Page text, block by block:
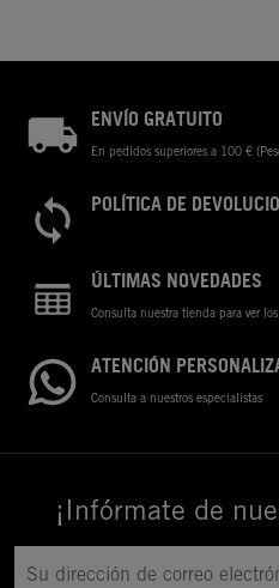
ENVÍO GRATUITO
En pedidos superiores a 100 €
POLÍTICA DE
ÚLTIMAS NOVEDADES
Consulta nuestra tienda para ver
ATENCIÓN
Consulta a nuestros especialistas
¡Infórmate de